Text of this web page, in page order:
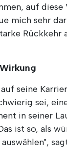
auf diese
mich sehr
Rückkehr
seine
sei,
in seiner
ist so, als